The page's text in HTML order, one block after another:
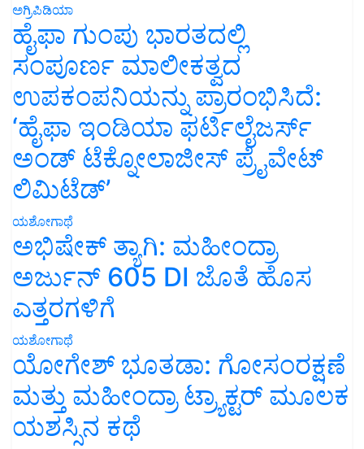
ಅಗ್ರಿಪಿಡಿಯಾ
ಹೈಫಾ ಗುಂಪು ಭಾರತದಲ್ಲಿ
ಸಂಪೂರ್ಣ ಮಾಲೀಕತ್ವದ
ಉಪಕಂಪನಿಯನ್ನು ಪ್ರಾರಂಭಿಸಿದೆ:
‘ಹೈಫಾ ಇಂಡಿಯಾ ಫರ್ಟಿಲೈಜರ್ಸ್
ಅಂಡ್ ಟೆಕ್ನೋಲಾಜೀಸ್ ಪ್ರೈವೇಟ್
ಲಿಮಿಟೆಡ್’
ಯಶೋಗಾಥೆ
ಅಭಿಷೇಕ್ ತ್ಯಾಗಿ: ಮಹೀಂದ್ರಾ
ಅರ್ಜುನ್ 605 DI ಜೊತೆ ಹೊಸ
ಎತ್ತರಗಳಿಗೆ
ಯಶೋಗಾಥೆ
ಯೋಗೇಶ್ ಭೂತಡಾ: ಗೋಸಂರಕ್ಷಣೆ
ಮತ್ತು ಮಹೀಂದ್ರಾ ಟ್ರ್ಯಾಕ್ಟರ್ ಮೂಲಕ
ಯಶಸ್ಸಿನ ಕಥೆ